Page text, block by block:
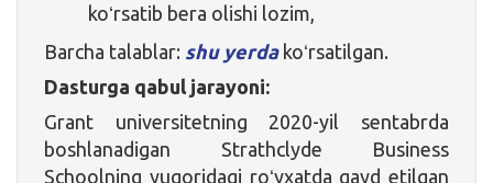
koʻrsatib bera olishi lozim,
Barcha talablar: shu yerdakoʻrsatilgan.
Dasturga qabul jarayoni:
Grant universitetning 2020-yil sentabrda
boshlanadigan Strathclyde Business
Schoolning yuqoridagi roʻyxatda qayd etilgan